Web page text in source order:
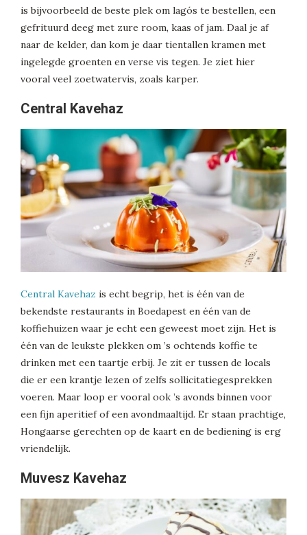
is bijvoorbeeld de beste plek om lagós te bestellen, een
gefrituurd deeg met zure room, kaas of jam. Daal je af
naar de kelder, dan kom je daar tientallen kramen met
ingelegde groenten en verse vis tegen. Je ziet hier
vooral veel zoetwatervis, zoals karper.
Central Kavehaz
Central Kavehaz is echt begrip, het is één van de
bekendste restaurants in Boedapest en één van de
koffiehuizen waar je echt een geweest moet zijn. Het is
één van de leukste plekken om ’s ochtends koffie te
drinken met een taartje erbij. Je zit er tussen de locals
die er een krantje lezen of zelfs sollicitatiegesprekken
voeren. Maar loop er vooral ook ’s avonds binnen voor
een fijn aperitief of een avondmaaltijd. Er staan prachtige,
Hongaarse gerechten op de kaart en de bediening is erg
vriendelijk.
Muvesz Kavehaz